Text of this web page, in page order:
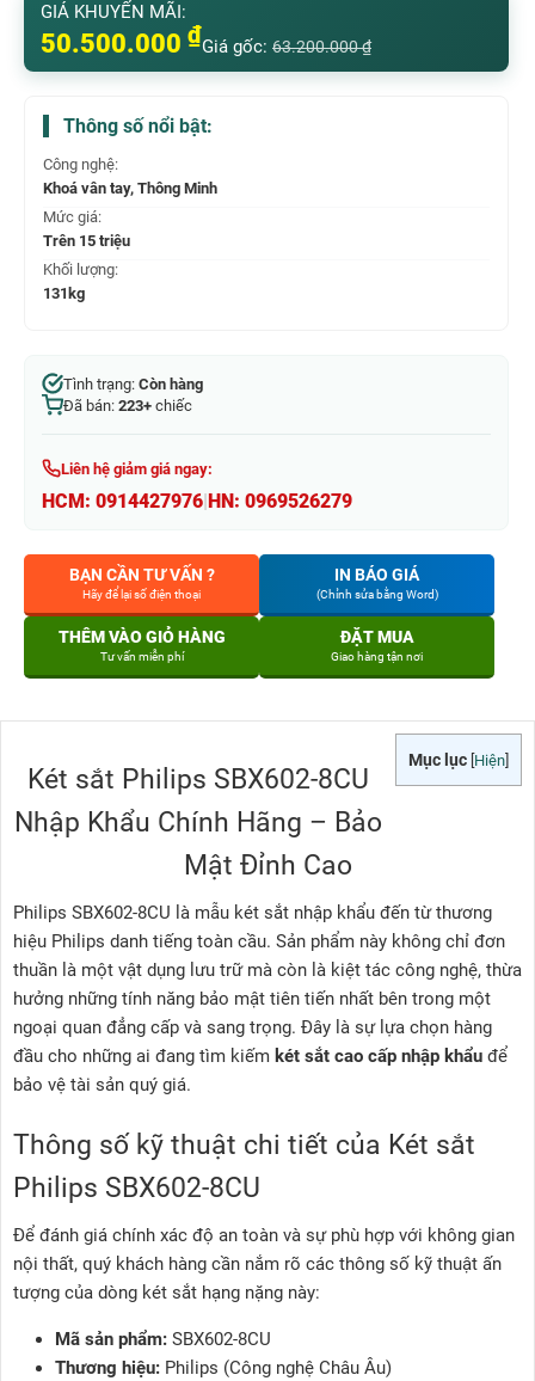
GIÁ KHUYẾN MÃI:
50.500.000 ₫Giá gốc: 63.200.000₫
Thông số nổi bật:
Công nghệ:
Khoá vân tay, Thông Minh
Mức giá:
Trên 15 triệu
Khối lượng:
131kg
Tình trạng: Còn hàng
Đã bán: 223+ chiếc
Liên hệ giảm giá ngay:
HCM: 0914427976 HN: 0969526279
BẠN CẦN TƯ VẤN ?
Hãy để lại số điện thoại
IN BÁO GIÁ
(Chỉnh sửa bằng Word)
THÊM VÀO GIỎ HÀNG
Tư vấn miễn phí
ĐẶT MUA
Giao hàng tận nơi
Mục lục Hiện
Két sắt Philips SBX602-8CU
Nhập Khẩu Chính Hãng – Bảo
Mật Đỉnh Cao
Philips SBX602-8CU là mẫu két sắt nhập khẩu đến từ thương
hiệu Philips danh tiếng toàn cầu. Sản phẩm này không chỉ đơn
thuần là một vật dụng lưu trữ mà còn là kiệt tác công nghệ, thừa
hưởng những tính năng bảo mật tiên tiến nhất bên trong một
ngoại quan đẳng cấp và sang trọng. Đây là sự lựa chọn hàng
đầu cho những ai đang tìm kiếm két sắt cao cấp nhập khẩu để
bảo vệ tài sản quý giá.
Thông số kỹ thuật chi tiết của Két sắt
Philips SBX602-8CU
Để đánh giá chính xác độ an toàn và sự phù hợp với không gian
nội thất, quý khách hàng cần nắm rõ các thông số kỹ thuật ấn
tượng của dòng két sắt hạng nặng này:
Mã sản phẩm: SBX602-8CU
Thương hiệu: Philips (Công nghệ Châu Âu)